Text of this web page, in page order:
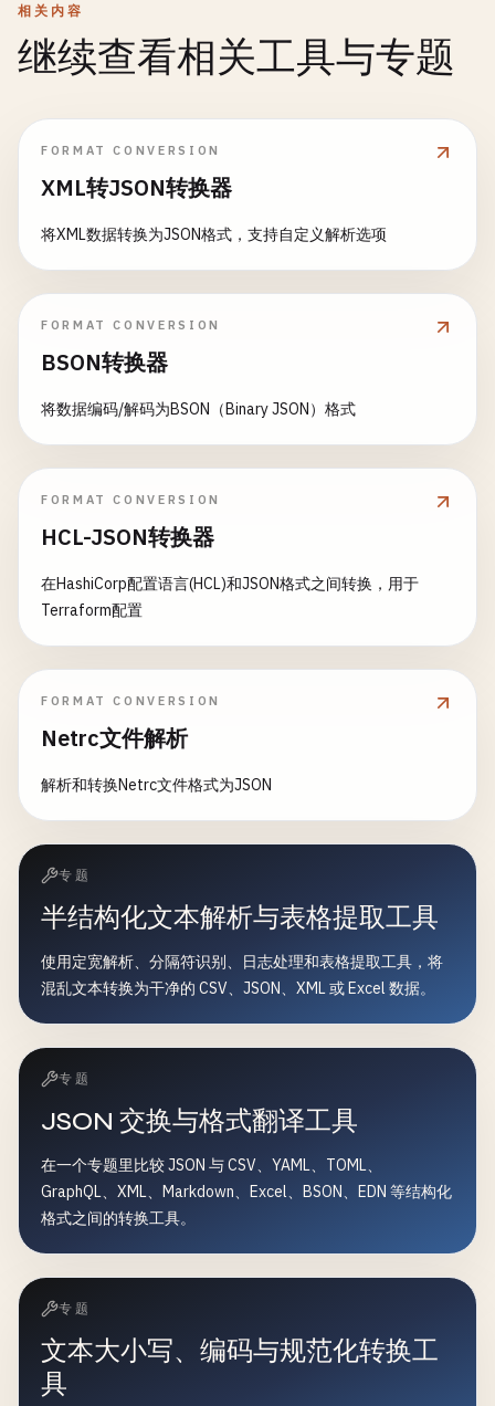
相关内容
继续查看相关工具与专题
FORMAT CONVERSION
XML转JSON转换器
将XML数据转换为JSON格式，支持自定义解析选项
FORMAT CONVERSION
BSON转换器
将数据编码/解码为BSON（Binary JSON）格式
FORMAT CONVERSION
HCL-JSON转换器
在HashiCorp配置语言(HCL)和JSON格式之间转换，用于
Terraform配置
FORMAT CONVERSION
Netrc文件解析
解析和转换Netrc文件格式为JSON
专题
半结构化文本解析与表格提取工具
使用定宽解析、分隔符识别、日志处理和表格提取工具，将
混乱文本转换为干净的 CSV、JSON、XML 或 Excel 数据。
专题
JSON 交换与格式翻译工具
在一个专题里比较 JSON 与 CSV、YAML、TOML、
GraphQL、XML、Markdown、Excel、BSON、EDN 等结构化
格式之间的转换工具。
专题
文本大小写、编码与规范化转换工
具